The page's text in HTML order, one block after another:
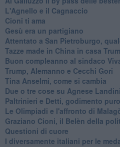
L'Agnello e il Cagnaccio
Cioni ti ama
​Gesù era un partigiano
Attentato a San Pietroburgo,
Tazze made in China in casa
Buon compleanno al sindaco
Trump, Alemanno e Cecchi Gori
Tina Anselmi, come si cambia
Due o tre cose su Agnese
Paltrinieri e Detti, godimento puro
Le Olimpiadi e l'affronto di
Graziano Cioni, il Belèn della
Questioni di cuore
I diversamente italiani per le